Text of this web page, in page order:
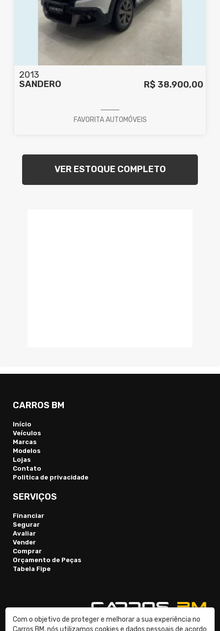
2013
SANDERO
R$ 38.900,00
FAVORITA AUTOMÓVEIS
VER ESTOQUE COMPLETO
CARROS BM
Início
Veículos
Marcas
Modelos
Lojas
Contato
Politica de privacidade
SERVIÇOS
Financiar
Segurar
Avaliar
Vender
Comprar
Orçamento de Peças
Tabela Fipe
Com o objetivo de proteger e melhorar a sua experiência no
Carros BM, nós utilizamos cookies e dados pessoais de acordo